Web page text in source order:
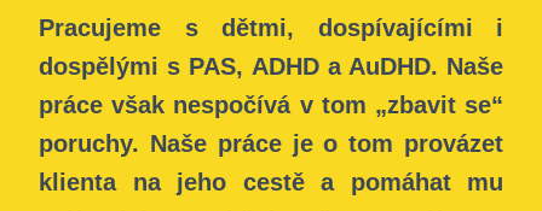
Pracujeme s dětmi, dospívajícími i
dospělými s PAS, ADHD a AuDHD. Naše
práce však nespočívá v tom „zbavit se“
poruchy. Naše práce je o tom provázet
klienta na jeho cestě a pomáhat mu